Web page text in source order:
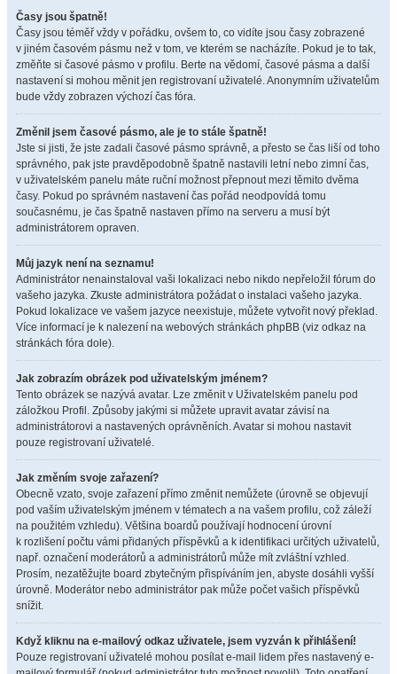
Časy jsou špatně!
Časy jsou téměř vždy v pořádku, ovšem to, co vidíte jsou časy zobrazené
v jiném časovém pásmu než v tom, ve kterém se nacházíte. Pokud je to tak,
změňte si časové pásmo v profilu. Berte na vědomí, časové pásma a další
nastavení si mohou měnit jen registrovaní uživatelé. Anonymním uživatelům
bude vždy zobrazen výchozí čas fóra.
Změnil jsem časové pásmo, ale je to stále špatně!
Jste si jisti, že jste zadali časové pásmo správně, a přesto se čas liší od toho
správného, pak jste pravděpodobně špatně nastavili letní nebo zimní čas,
v uživatelském panelu máte ruční možnost přepnout mezi těmito dvěma
časy. Pokud po správném nastavení čas pořád neodpovídá tomu
současnému, je čas špatně nastaven přímo na serveru a musí být
administrátorem opraven.
Můj jazyk není na seznamu!
Administrátor nenainstaloval vaši lokalizaci nebo nikdo nepřeložil fórum do
vašeho jazyka. Zkuste administrátora požádat o instalaci vašeho jazyka.
Pokud lokalizace ve vašem jazyce neexistuje, můžete vytvořit nový překlad.
Více informací je k nalezení na webových stránkách phpBB (viz odkaz na
stránkách fóra dole).
Jak zobrazím obrázek pod uživatelským jménem?
Tento obrázek se nazývá avatar. Lze změnit v Uživatelském panelu pod
záložkou Profil. Způsoby jakými si můžete upravit avatar závisí na
administrátorovi a nastavených oprávněních. Avatar si mohou nastavit
pouze registrovaní uživatelé.
Jak změním svoje zařazení?
Obecně vzato, svoje zařazení přímo změnit nemůžete (úrovně se objevují
pod vaším uživatelským jménem v tématech a na vašem profilu, což záleží
na použitém vzhledu). Většina boardů používají hodnocení úrovní
k rozlišení počtu vámi přidaných příspěvků a k identifikaci určitých uživatelů,
např. označení moderátorů a administrátorů může mít zvláštní vzhled.
Prosím, nezatěžujte board zbytečným přispíváním jen, abyste dosáhli vyšší
úrovně. Moderátor nebo administrátor pak může počet vašich příspěvků
snížit.
Když kliknu na e-mailový odkaz uživatele, jsem vyzván k přihlášení!
Pouze registrovaní uživatelé mohou posílat e-mail lidem přes nastavený e-